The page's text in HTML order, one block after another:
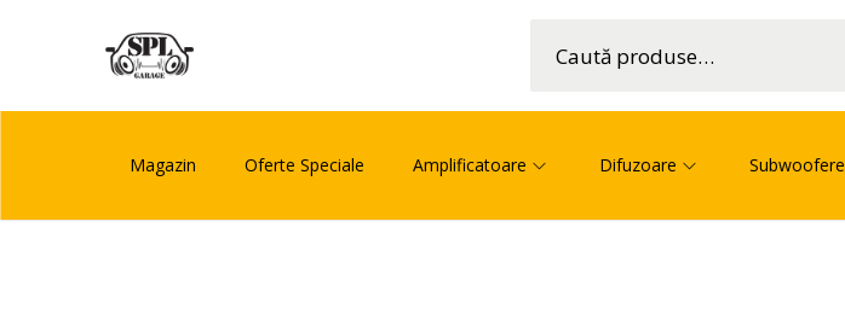
Magazin Oferte Speciale Amplificatoare Difuzoare Subwoofere